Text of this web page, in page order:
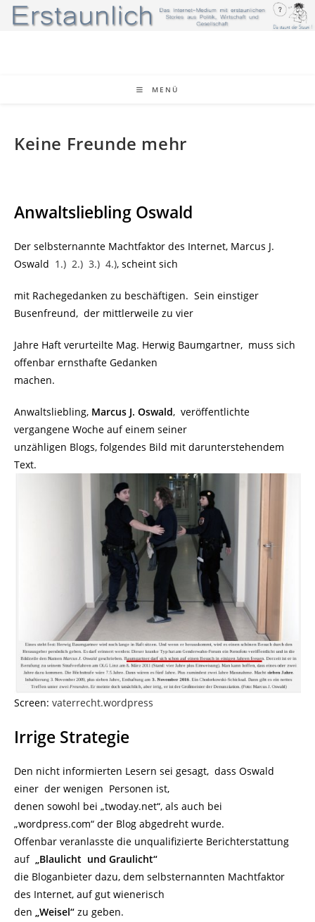
Zum
Inhalt
MENÜ
Keine Freunde mehr
Anwaltsliebling Oswald
Der selbsternannte Machtfaktor des Internet, Marcus J.
Oswald 1.) 2.) 3.) 4.), scheint sich
mit Rachegedanken zu beschäftigen. Sein einstiger
Busenfreund, der mittlerweile zu vier
Jahre Haft verurteilte Mag. Herwig Baumgartner, muss sich
offenbar ernsthafte Gedanken
machen.
Anwaltsliebling, Marcus J. Oswald, veröffentlichte
vergangene Woche auf einem seiner
unzähligen Blogs, folgendes Bild mit darunterstehendem
Text.
Screen: vaterrecht.wordpress
Irrige Strategie
Den nicht informierten Lesern sei gesagt, dass Oswald
einer der wenigen Personen ist,
denen sowohl bei „twoday.net“, als auch bei
„wordpress.com“ der Blog abgedreht wurde.
Offenbar veranlasste die unqualifizierte Berichterstattung
auf
„Blaulicht und Graulicht“
die Bloganbieter dazu, dem selbsternannten Machtfaktor
des Internet, auf gut wienerisch
den „Weisel“ zu geben.